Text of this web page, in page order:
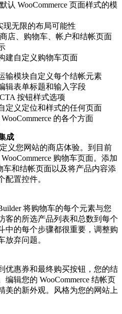
认 WooCommerce 页面样式的模
现无限的布局可能性
店、购物车、帐户和结帐页面
建自定义购物车页面
输模块自定义每个结帐元素
辑表单标题和输入字段
按钮样式选项
定义定位和样式的任何页面
的各个方面
成
义您网站的商店体验。到目前
购物车页面。添加
和结帐页面以及将产品内容添
配置控件。
将购物车的每个元素与您
客的所选产品列表和总数到每个
中的每个步骤都很重要，调整购
放弃问题。
优惠券和最终购买按钮，您的结
辑您的 WooCommerce 结帐页
美的新外观。风格为您的网站上